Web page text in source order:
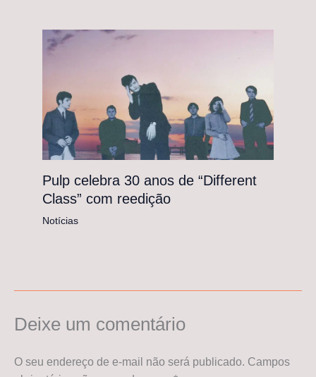
Pulp celebra 30 anos de “Different
Class” com reedição
Notícias
Deixe um comentário
O seu endereço de e-mail não será publicado. Campos